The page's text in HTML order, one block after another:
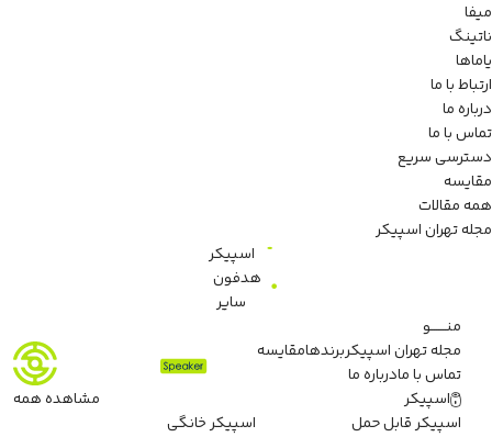
میفا
ناتینگ
یاماها
ارتباط با ما
درباره ما
تماس با ما
دسترسی سریع
مقایسه
همه مقالات
مجله تهران اسپیکر
اسپیکر
هدفون
سایر
منـــــــو
مجله تهران اسپیکربرندهامقایسه
تماس با مادرباره ما
اسپیکر
مشاهده همه
اسپیکر قابل حمل
اسپیکر خانگی